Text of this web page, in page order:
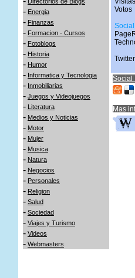
- Energia
- Finanzas
- Formacion - Cursos
- Fotoblogs
- Historia
- Humor
- Informatica y Tecnologia
- Inmobiliarias
- Juegos y Videojuegos
- Literatura
- Medios y Noticias
- Motor
- Mujer
- Musica
- Natura
- Negocios
- Personales
- Religion
- Salud
- Sociedad
- Viajes y Turismo
- Videos
- Webmasters
Votos
Social
Social
Mas